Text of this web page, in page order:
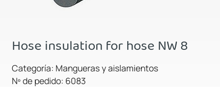
Hose insulation for hose NW 8
Categoría: Mangueras y aislamientos
Nº de pedido: 6083